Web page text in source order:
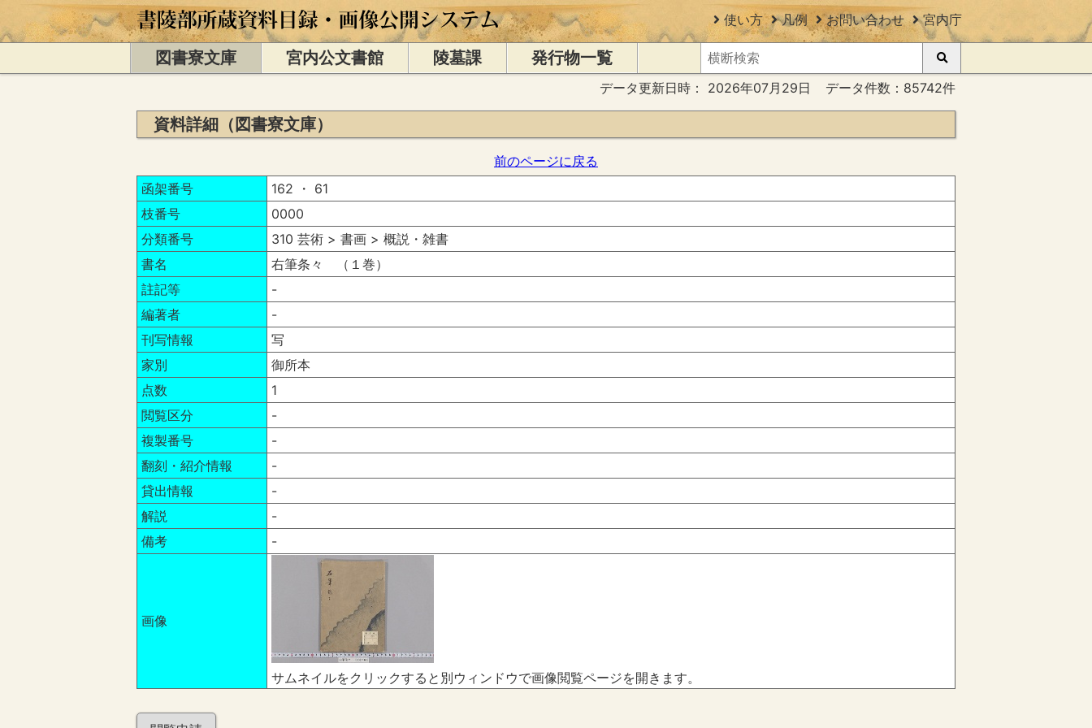
使い方 凡例 お問い合わせ 宮内庁
図書寮文庫 宮内公文書館 陵墓課 発行物一覧
データ更新日時： 2026年07月29日 データ件数：85742件
資料詳細（図書寮文庫）
前のページに戻る
函架番号
162 ・ 61
枝番号
0000
分類番号
310 芸術 > 書画 > 概説・雑書
書名
右筆条々 （１巻）
註記等
-
編著者
-
刊写情報
写
家別
御所本
点数
1
閲覧区分
-
複製番号
-
翻刻・紹介情報
-
貸出情報
-
解説
-
備考
-
画像
サムネイルをクリックすると別ウィンドウで画像閲覧ページを開きます。